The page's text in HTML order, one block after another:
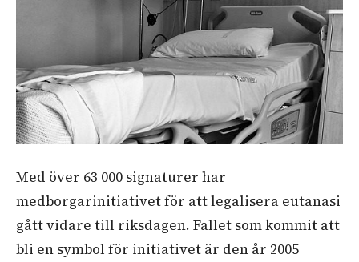
Med över 63 000 signaturer har
medborgarinitiativet för att legalisera eutanasi
gått vidare till riksdagen. Fallet som kommit att
bli en symbol för initiativet är den år 2005